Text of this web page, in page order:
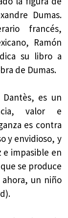
Dumas.
francés,
Ramón
su libro a
de Dumas.
es un
valor e
es contra
y envidioso, y
e impasible en
se produce
un niño